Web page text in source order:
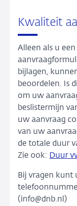
Kwaliteit
Alleen als u
bijlagen,
beoordelen. Is
om uw
beslistermijn
uw aanvraag
van uw
de totale duur
Zie ook: Duur
Bij vragen kunt
(info@dnb.nl)